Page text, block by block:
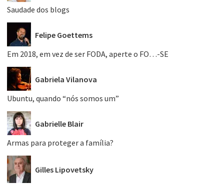
Saudade dos blogs
Felipe Goettems
Em 2018, em vez de ser FODA, aperte o FO…-SE
Gabriela Vilanova
Ubuntu, quando “nós somos um”
Gabrielle Blair
Armas para proteger a família?
Gilles Lipovetsky